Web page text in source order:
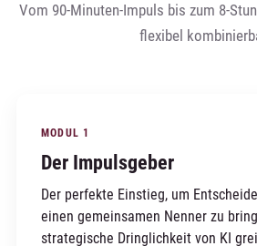
Vom 90-Minuten-Impuls bis zum 8-
flexibel
MODUL 1
Der Impulsgeber
Der perfekte Einstieg, um
einen gemeinsamen Nenner zu
strategische Dringlichkeit von KI